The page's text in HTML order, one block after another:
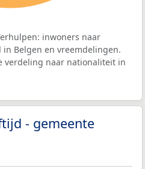
inwoners naar
Belgen en vreemdelingen.
verdeling naar nationaliteit in
- gemeente